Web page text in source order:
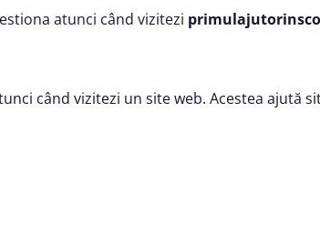
atunci când vizitezi
când vizitezi un site web. Acestea ajută